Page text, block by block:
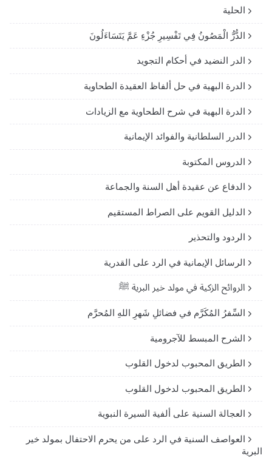
الحلية
الدُّرُّ الْمَصُونُ فِي تَفْسِيرِ جُزْءِ عَمَّ يَتَسَاءَلُونَ
الدر النضيد في أحكام التجويد
الدرة البهية في حل ألفاظ العقيدة الطحاوية
الدرة البهية في شرح الطحاوية مع الزيادات
الدرر السلطانية والفوائد الإيمانية
الدروس المكتوبة
الدفاع عن عقيدة أهل السنة والجماعة
الدليل القويم على الصراط المستقيم
الردود والتحذير
الرسائل الإيمانية في الرد على القدرية
الروائح الزكية في مولد خير البرية ﷺ
السِّفرُ المُكَرَّم في فضائلِ شَهرِ اللهِ المُحرَّم
الشرح المبسط للآجرومية
الطريق المحبوب لدخول القلوب
الطريق المحبوب لدخول القلوب
العجالة السنية على ألفية السيرة النبوية
العواصف السنية في الرد على من يحرم الاحتفال بمولد خير
البرية